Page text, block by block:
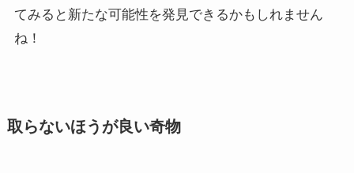
てみると新たな可能性を発見できるかもしれません
ね！
取らないほうが良い奇物